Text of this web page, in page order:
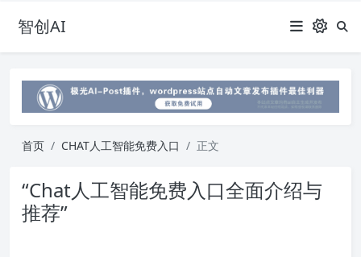
智创AI
首页 CHAT人工智能免费入口 正文
“Chat人工智能免费入口全面介绍与
推荐”